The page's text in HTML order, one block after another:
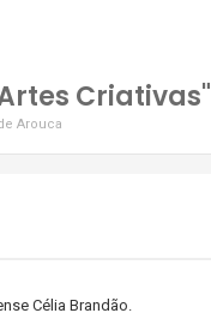
Criativas"
Arouca
Célia Brandão.